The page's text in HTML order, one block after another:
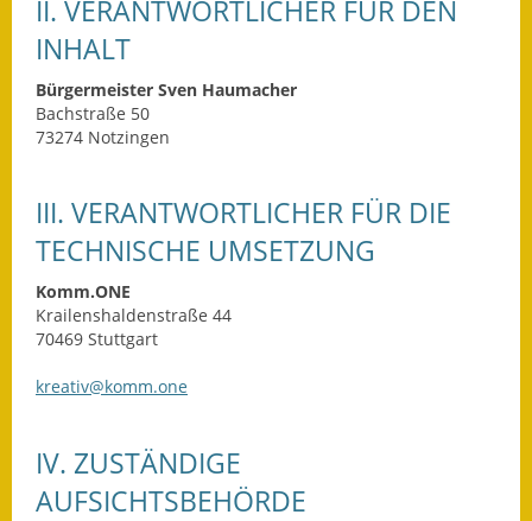
Infos in Leichter Sprache
Ortsplan
Umleitungsplan
II. VERANTWORTLICHER FÜR DEN
INHALT
Bürgermeister Sven Haumacher
Bachstraße 50
73274 Notzingen
III. VERANTWORTLICHER FÜR DIE
TECHNISCHE UMSETZUNG
Komm.ONE
Krailenshaldenstraße 44
70469 Stuttgart
kreativ@komm.one
IV. ZUSTÄNDIGE
AUFSICHTSBEHÖRDE